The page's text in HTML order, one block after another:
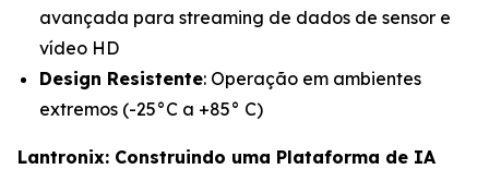
avançada para streaming de dados de sensor e
vídeo HD
Design Resistente: Operação em ambientes
extremos (-25°C a +85° C)
Lantronix: Construindo uma Plataforma de IA